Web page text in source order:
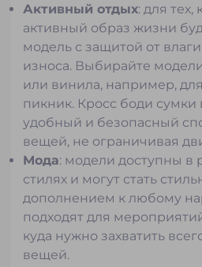
Активный отдых: для тех,
активный образ жизни
модель с защитой от
износа. Выбирайте
или винила, например,
пикник. Кросс боди сумки
удобный и безопасный
вещей, не ограничивая
Мода: модели доступны в
стилях и могут стать
дополнением к любому
подходят для
куда нужно захватить
вещей.